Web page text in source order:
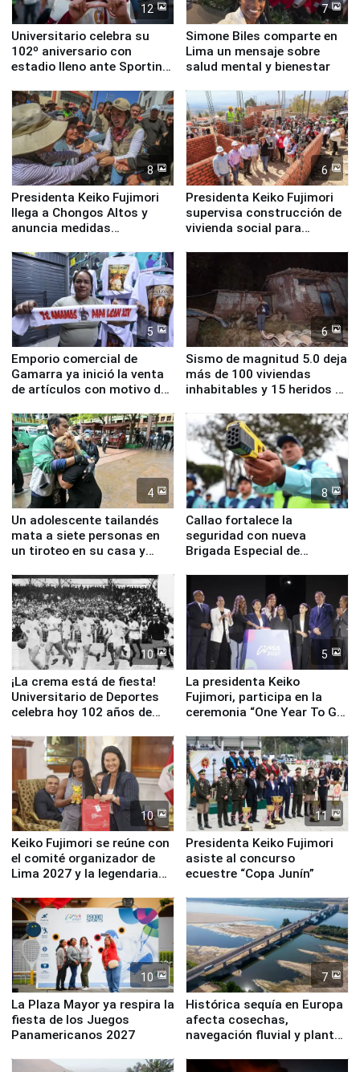
12
Universitario celebra su
102º aniversario con
estadio lleno ante Sporting
7
Simone Biles comparte en
Lima un mensaje sobre
salud mental y bienestar
8
Presidenta Keiko Fujimori
llega a Chongos Altos y
anuncia medidas
educación, salud y empleo
6
Presidenta Keiko Fujimori
supervisa construcción de
vivienda social para
5
Emporio comercial de
Gamarra ya inició la venta
de artículos con motivo de
6
Sismo de magnitud 5.0 deja
más de 100 viviendas
inhabitables y 15 heridos en
4
Un adolescente tailandés
mata a siete personas en
un tiroteo en su casa y
8
Callao fortalece la
seguridad con nueva
Brigada Especial de
equipamiento para
Serenazgo
10
¡La crema está de fiesta!
Universitario de Deportes
celebra hoy 102 años de
5
La presidenta Keiko
Fujimori, participa en la
ceremonia “One Year To Go
10
Keiko Fujimori se reúne con
el comité organizador de
Lima 2027 y la legendaria
11
Presidenta Keiko Fujimori
asiste al concurso
ecuestre “Copa Junín”
10
La Plaza Mayor ya respira la
fiesta de los Juegos
Panamericanos 2027
7
Histórica sequía en Europa
afecta cosechas,
navegación fluvial y plantas